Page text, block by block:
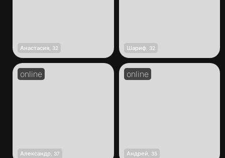
Анастасия 32 Шариф, 32
Александр 37 Андрей 35